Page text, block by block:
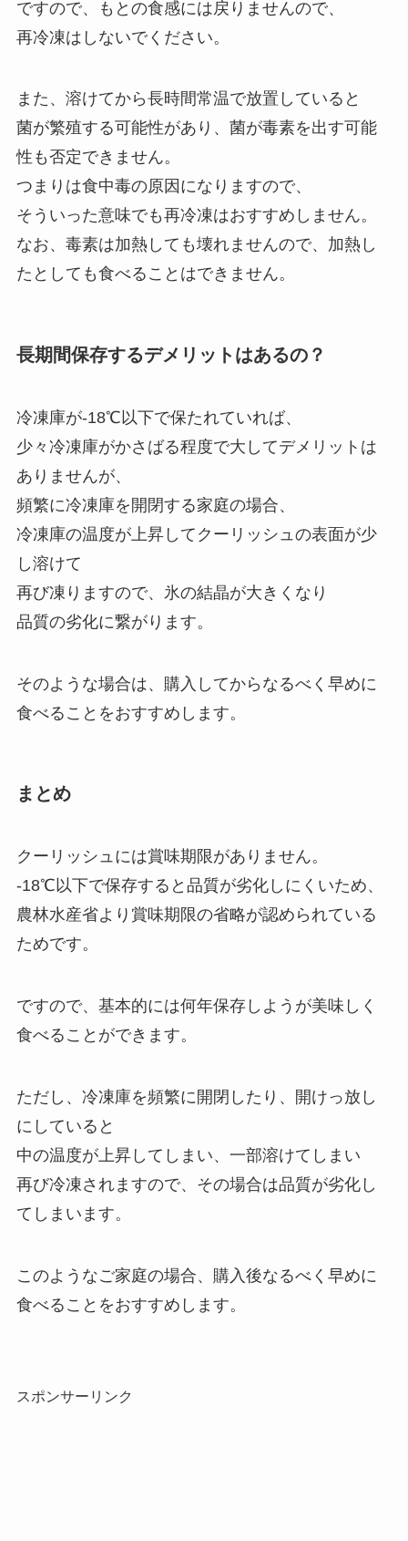
ですので、もとの食感には戻りませんので、
再冷凍はしないでください。
また、溶けてから長時間常温で放置していると
菌が繁殖する可能性があり、菌が毒素を出す可能
性も否定できません。
つまりは食中毒の原因になりますので、
そういった意味でも再冷凍はおすすめしません。
なお、毒素は加熱しても壊れませんので、加熱し
たとしても食べることはできません。
長期間保存するデメリットはあるの？
冷凍庫が-18℃以下で保たれていれば、
少々冷凍庫がかさばる程度で大してデメリットは
ありませんが、
頻繁に冷凍庫を開閉する家庭の場合、
冷凍庫の温度が上昇してクーリッシュの表面が少
し溶けて
再び凍りますので、氷の結晶が大きくなり
品質の劣化に繋がります。
そのような場合は、購入してからなるべく早めに
食べることをおすすめします。
まとめ
クーリッシュには賞味期限がありません。
-18℃以下で保存すると品質が劣化しにくいため、
農林水産省より賞味期限の省略が認められている
ためです。
ですので、基本的には何年保存しようが美味しく
食べることができます。
ただし、冷凍庫を頻繁に開閉したり、開けっ放し
にしていると
中の温度が上昇してしまい、一部溶けてしまい
再び冷凍されますので、その場合は品質が劣化し
てしまいます。
このようなご家庭の場合、購入後なるべく早めに
食べることをおすすめします。
スポンサーリンク